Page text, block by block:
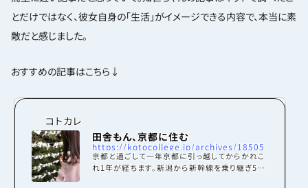
とだけではなく、彼女自身の「生活」がイメージできる内容で、本当に素
敵だと感じました。
おすすめの記事はこちら↓
コトカレ
田舎もん、京都に住む
https://kotocollege.jp/archives/18505
京都と過ごして一年京都に引っ越してからかれこ
れ1年が経ちます。新潟から新幹線を乗り継ぎ5時